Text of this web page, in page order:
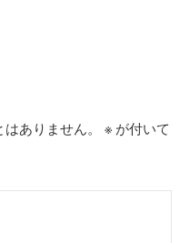
ありません。 ※ が付いて